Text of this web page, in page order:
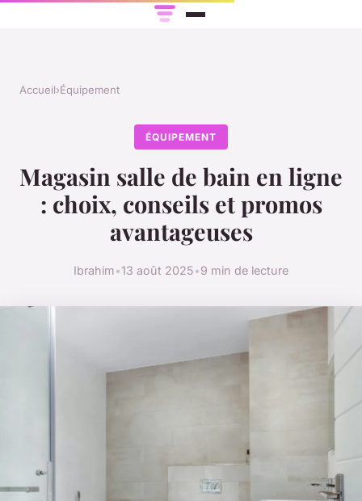
Accueil›Équipement
ÉQUIPEMENT
Magasin salle de bain en ligne
: choix, conseils et promos
avantageuses
Ibrahim•13 août 2025•9 min de lecture